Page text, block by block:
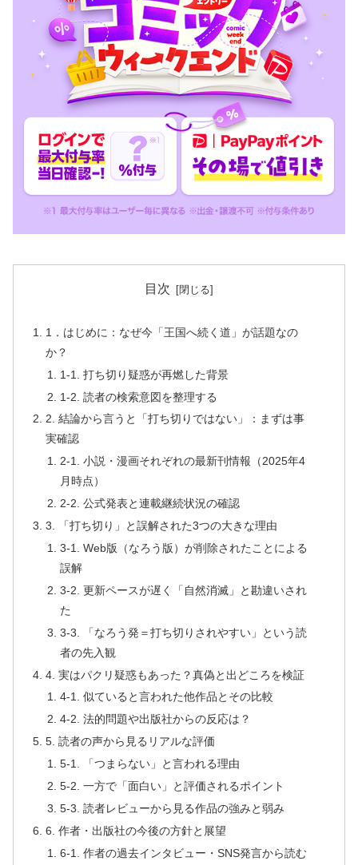
目次
1．はじめに：なぜ今「王国へ続く道」が話題なの
か？
1-1. 打ち切り疑惑が再燃した背景
1-2. 読者の検索意図を整理する
2. 結論から言うと「打ち切りではない」：まずは事
実確認
2-1. 小説・漫画それぞれの最新刊情報（2025年4
月時点）
2-2. 公式発表と連載継続状況の確認
3. 「打ち切り」と誤解された3つの大きな理由
3-1. Web版（なろう版）が削除されたことによる
誤解
3-2. 更新ペースが遅く「自然消滅」と勘違いされ
た
3-3. 「なろう発＝打ち切りされやすい」という読
者の先入観
4. 実はパクリ疑惑もあった？真偽と出どころを検証
4-1. 似ていると言われた他作品とその比較
4-2. 法的問題や出版社からの反応は？
5. 読者の声から見るリアルな評価
5-1. 「つまらない」と言われる理由
5-2. 一方で「面白い」と評価されるポイント
5-3. 読者レビューから見る作品の強みと弱み
6. 作者・出版社の今後の方針と展望
6-1. 作者の過去インタビュー・SNS発言から読む